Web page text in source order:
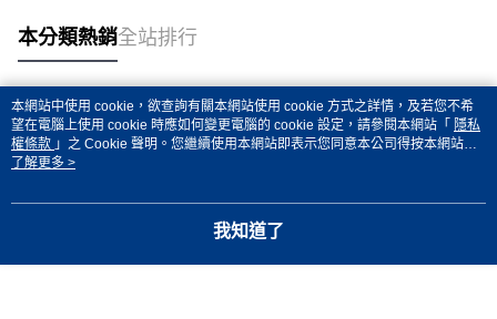
本分類熱銷全站排行
熱門標籤
本網站中使用 cookie，欲查詢有關本網站使用 cookie 方式之詳情，及若您不希
望在電腦上使用 cookie 時應如何變更電腦的 cookie 設定，請參閱本網站「 隱私
權條款 」之 Cookie 聲明。您繼續使用本網站即表示您同意本公司得按本網站使
用條款之 Cookie 聲明使用 cookie。
了解更多 >
我知道了